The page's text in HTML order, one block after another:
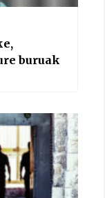
buruak